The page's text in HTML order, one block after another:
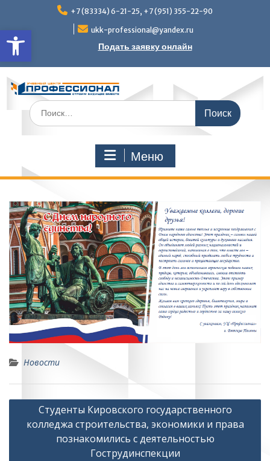
Открыть панель
содержимому
+7 (83334) 6-21-25, +7 (951) 355-22-90
ukk-professional@yandex.ru
Подать заявку онлайн
Поиск
по:
Меню
Новости
Навигация
Студенты Кировского государственного
колледжа строительства, экономики и права
познакомились с деятельностью
Гострудинспекции